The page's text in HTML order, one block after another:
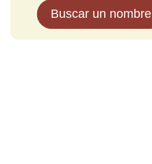
Buscar un nombre